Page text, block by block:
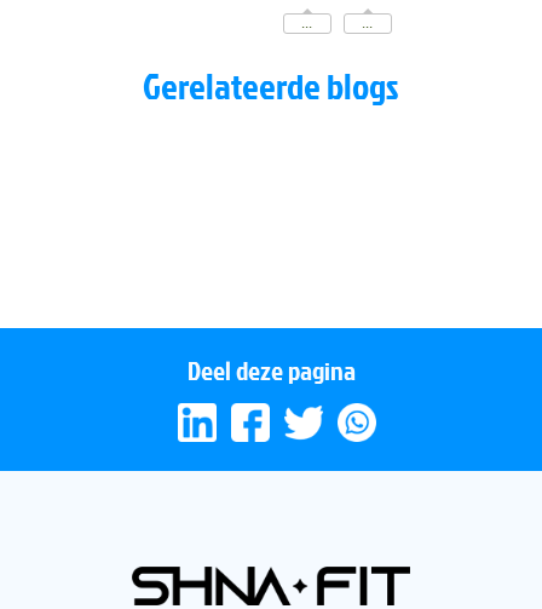
... ...
Gerelateerde blogs
Deel deze pagina